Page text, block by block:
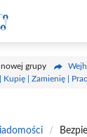
nowej grupy
Kupię | Zamienię |
/